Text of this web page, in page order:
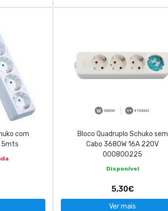
com
5mts
Bloco Quadruplo Schuko sem
Cabo 3680W 16A 220V
000800225
Disponível
5,30€
Ver mais